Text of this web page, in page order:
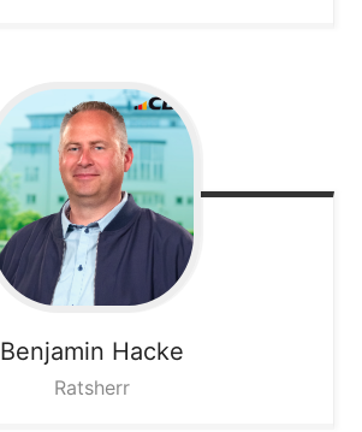
Benjamin Hacke
Ratsherr